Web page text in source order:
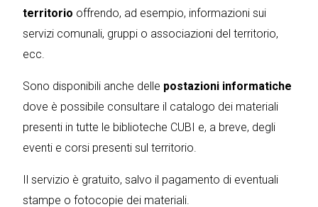
territorio offrendo, ad esempio, informazioni sui
servizi comunali, gruppi o associazioni del territorio,
ecc.
Sono disponibili anche delle postazioni informatiche
dove è possibile consultare il catalogo dei materiali
presenti in tutte le biblioteche CUBI e, a breve, degli
eventi e corsi presenti sul territorio.
Il servizio è gratuito, salvo il pagamento di eventuali
stampe o fotocopie dei materiali.